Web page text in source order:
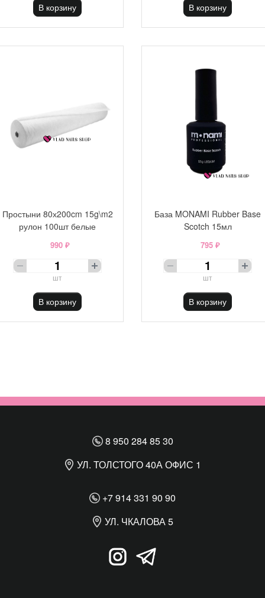
В корзину В корзину
Простыни 80х200cm 15g\m2
рулон 100шт белые
990 ₽
шт
В корзину
База MONAMI Rubber Base
Scotch 15мл
795 ₽
шт
В корзину
8 950 284 85 30
УЛ. ТОЛСТОГО 40А ОФИС 1
+7 914 331 90 90
УЛ. ЧКАЛОВА 5